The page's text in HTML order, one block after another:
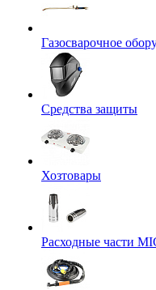
Газосварочное
Средства защиты
Хозтовары
Расходные части